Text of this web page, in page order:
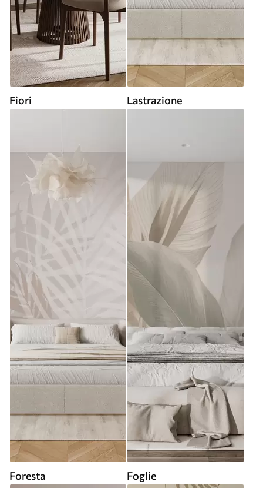
Fiori Lastrazione
Foresta Foglie